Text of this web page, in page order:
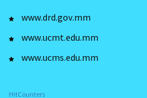
www.drd.gov.mm
www.ucmt.edu.mm
www.ucms.edu.mm
HitCounters